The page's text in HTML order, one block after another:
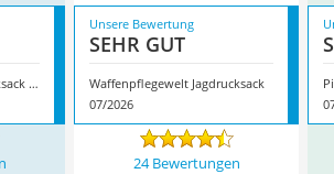
K&S Outdoors Lodenrucksack Jagd Komfort
Unsere Bewertung
SEHR GUT
Waffenpflegewelt Jagdrucksack
07/2026
24 Bewertungen